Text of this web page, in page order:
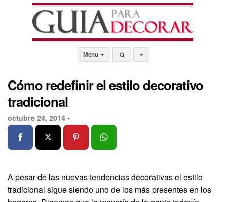
Menu
Cómo redefinir el estilo decorativo
tradicional
octubre 24, 2014 •
A pesar de las nuevas tendencias decorativas el estilo
tradicional sigue siendo uno de los más presentes en los